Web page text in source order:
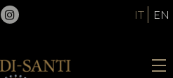
IT EN